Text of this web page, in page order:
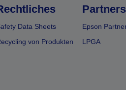
Data Sheets
von Produkten
Partners
Epson
LPGA